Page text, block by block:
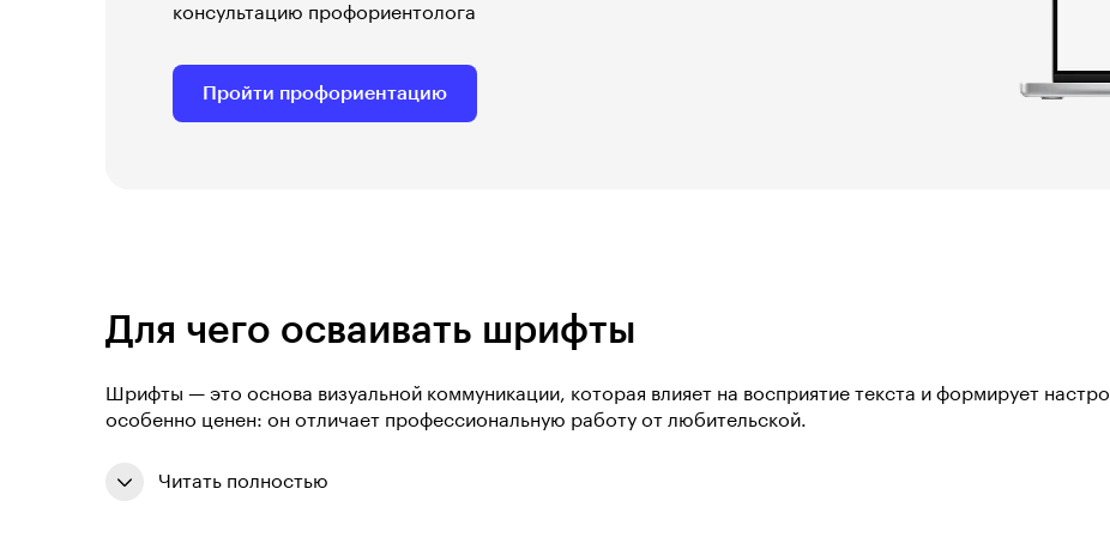
консультацию профориентолога
Пройти профориентацию
Для чего осваивать шрифты
Шрифты — это основа визуальной коммуникации, которая влияет на восприятие текста и формирует
особенно ценен: он отличает профессиональную работу от любительской.
Читать полностью